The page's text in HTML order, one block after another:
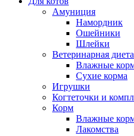
Амуниция
Намордник
Ошейники
Шлейки
Ветеринарная диета
Влажные
Сухие корма
Игрушки
Когтеточки и
Корм
Влажные
Лакомства